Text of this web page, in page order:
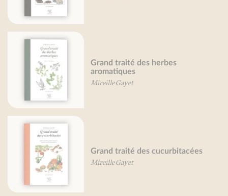
Grand traité des herbes
aromatiques
Mireille Gayet
Grand traité des cucurbitacées
Mireille Gayet